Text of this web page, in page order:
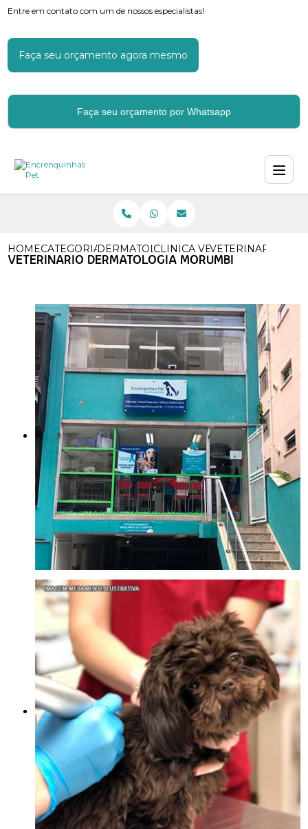
Entre em contato com um de nossos especialistas!
Faça seu orçamento agora mesmo
Faça seu orçamento por Whatsapp
HOMECATEGORIASDERMATOLOGIA VETERINARIA
CLINICA VETERINARIA
VETERINARIO
VETERINARIO DERMATOLOGIA MORUMBI